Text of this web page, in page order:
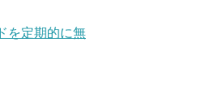
を定期的に無